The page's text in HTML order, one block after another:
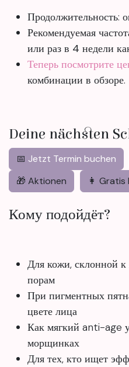
Продолжительность:
Рекомендуемая
или раз в 4 недели
Теперь посмотрите
комбинации в обзоре.
Deine nächsten
📅 Jetzt Termin buchen
🎁 Aktionen
👩
Кому подойдёт?
Для кожи, склонной
порам
При пигментных
цвете лица
Как мягкий anti-age
морщинках
Для тех, кто ищет